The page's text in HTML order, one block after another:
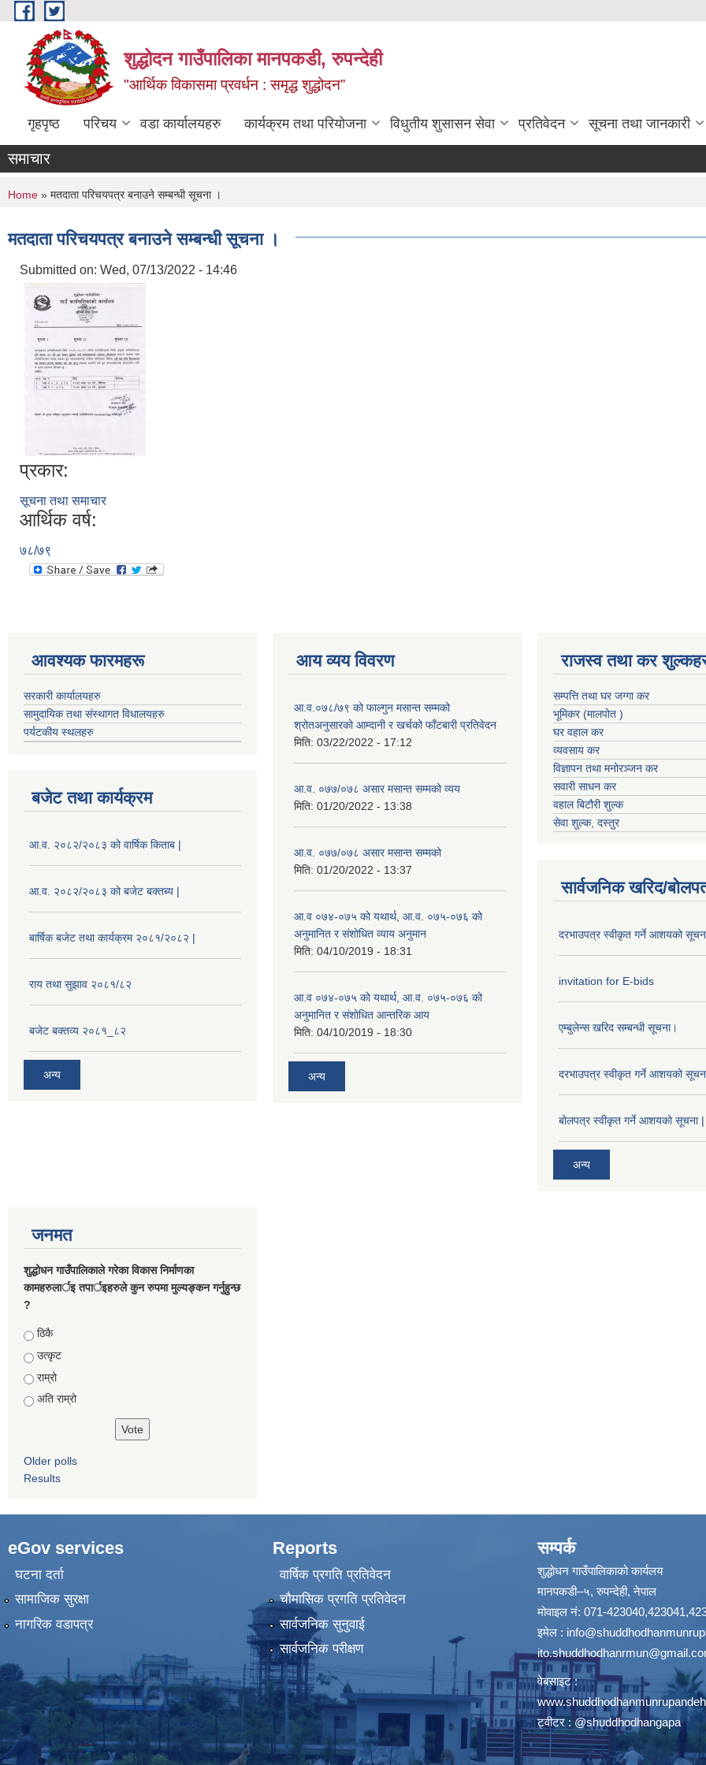
Skip to main content
शुद्धोदन गाउँपालिका मानपकडी, रुपन्देही
"आर्थिक विकासमा प्रवर्धन : समृद्ध शुद्धोदन”
गृहपृष्ठ परिचय वडा कार्यालयहरु कार्यक्रम तथा परियोजना विधुतीय शुसासन सेवा प्रतिवेदन सूचना तथा जानकारी
समाचार
You are here
Home » मतदाता परिचयपत्र बनाउने सम्बन्धी सूचना ।
मतदाता परिचयपत्र बनाउने सम्बन्धी सूचना ।
Submitted on: Wed, 07/13/2022 - 14:46
प्रकार:
सूचना तथा समाचार
आर्थिक वर्ष:
७८/७९
आवश्यक फारमहरू
सरकारी कार्यालयहरु
सामुदायिक तथा संस्थागत विधालयहरु
पर्यटकीय स्थलहरु
बजेट तथा कार्यक्रम
आ.व. २०८२/२०८३ को वार्षिक किताब |
आ.व. २०८२/२०८३ को बजेट बक्तब्य |
बार्षिक बजेट तथा कार्यक्रम २०८१/२०८२ |
राय तथा सुझाव २०८१/८२
बजेट बक्तव्य २०८१_८२
अन्य
आय व्यय विवरण
आ.व.०७८/७९ को फाल्गुन मसान्त सम्मको
श्रोतअनुसारको आम्दानी र खर्चको फाँटबारी प्रतिवेदन
मिति: 03/22/2022 - 17:12
आ.व. ०७७/०७८ असार मसान्त सम्मको व्यय
मिति: 01/20/2022 - 13:38
आ.व. ०७७/०७८ असार मसान्त सम्मको
मिति: 01/20/2022 - 13:37
आ.व ०७४-०७५ को यथार्थ, आ.व. ०७५-०७६ को
अनुमानित र संशोधित व्याय अनुमान
मिति: 04/10/2019 - 18:31
आ.व ०७४-०७५ को यथार्थ, आ.व. ०७५-०७६ को
अनुमानित र संशोधित आन्तरिक आय
मिति: 04/10/2019 - 18:30
अन्य
राजस्व तथा कर
सम्पत्ति तथा घर जग्गा कर
भूमिकर (मालपोत )
घर वहाल कर
व्यवसाय कर
विज्ञापन तथा मनोरञ्जन कर
सवारी साधन कर
वहाल बिटौरी शुल्क
सेवा शुल्क, दस्तुर
सार्वजनिक खरिद/
दरभाउपत्र स्वीकृत गर्ने आशयको
invitation for E-bids
एम्बुलेन्स खरिद सम्बन्धी सूचना।
दरभाउपत्र स्वीकृत गर्ने आशयको
बोलपत्र स्वीकृत गर्ने आशयको सूचना |
अन्य
जनमत
शुद्धोधन गाउँपालिकाले गरेका विकास निर्माणका
कामहरुलार्इ तपार्इहरुले कुन रुपमा मुल्यङ्कन गर्नुहुन्छ
?
Choices
ठिकै
उत्कृट
राम्रो
अति राम्रो
Older polls
Results
eGov services
घटना दर्ता
सामाजिक सुरक्षा
नागरिक वडापत्र
Reports
वार्षिक प्रगति प्रतिवेदन
चौमासिक प्रगति प्रतिवेदन
सार्वजनिक सुनुवाई
सार्वजनिक परीक्षण
सम्पर्क
शुद्धोधन गाउँपालिकाको कार्यलय
मानपकडी–५, रुपन्देही, नेपाल
मोवाइल नं: 071-
इमेल :
वेबसाइट :
ट्वीटर : @shuddhodhangapa